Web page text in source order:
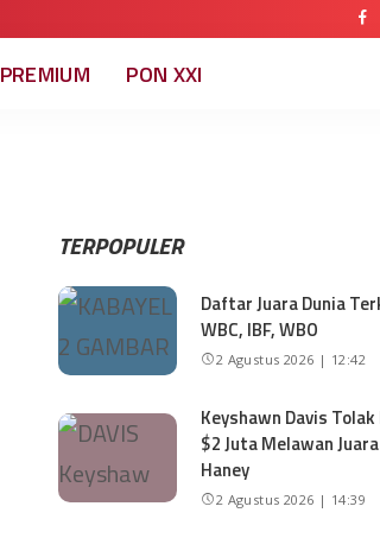
PREMIUM PON XXI
TERPOPULER
Daftar Juara Dunia
WBC, IBF, WBO
2 Agustus 2026 | 12:42
Keyshawn Davis Tolak
$2 Juta Melawan
Haney
2 Agustus 2026 | 14:39